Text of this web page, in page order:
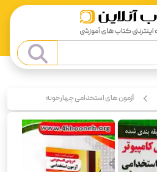
آزمون های استخدامی چهارخونه